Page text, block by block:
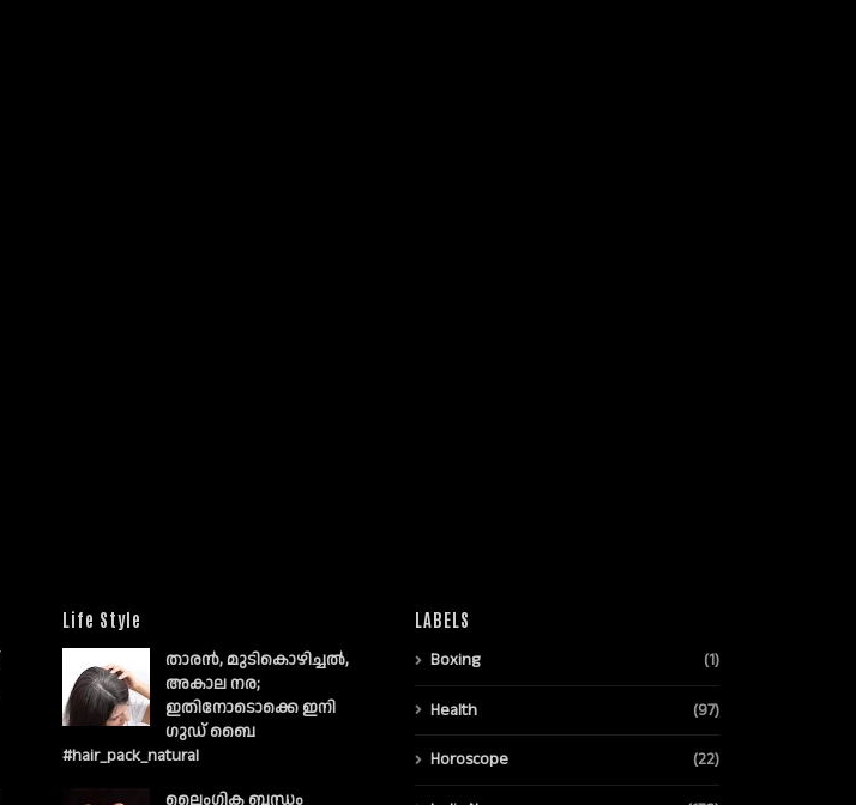
Life Style
താരൻ, മുടികൊഴിച്ചൽ,
അകാല നര;
ഇതിനോടൊക്കെ ഇനി
ഗുഡ് ബൈ
#hair_pack_natural
ലൈംഗിക ബന്ധം
LABELS
Boxing (1)
Health (97)
Horoscope (22)